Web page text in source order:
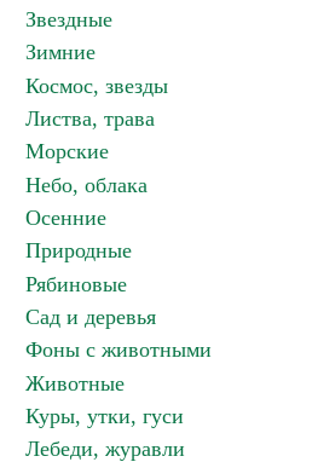
Звездные
Зимние
Космос, звезды
Листва, трава
Морские
Небо, облака
Осенние
Природные
Рябиновые
Сад и деревья
Фоны с животными
Животные
Куры, утки, гуси
Лебеди, журавли